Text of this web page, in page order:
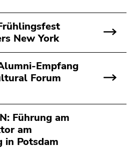
New York
Empfang
Forum
Führung am
am
in Potsdam